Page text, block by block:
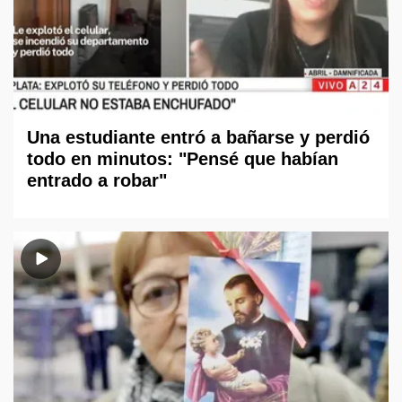
Una estudiante entró a bañarse y perdió
todo en minutos: "Pensé que habían
entrado a robar"